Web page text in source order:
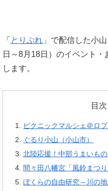
「 とりぷれ 」で配信した小
日～8月18日）のイベント
します。
目次
ピクニックマルシェ＠ロブ
ぐるり小山（小山市）
北陸応援！中部うまいもの
間々田八幡宮「風鈴まつり
ぼくらの自由研究～川の地